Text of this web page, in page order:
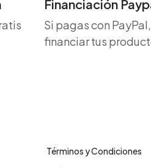
Financiación
Si pagas con
financiar tus
Términos y Condiciones